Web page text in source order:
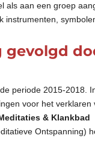
als aan een groep
instrumenten,
gevolgd
periode 2015-
voor het verklaren
& Klankbad
Ontspanning)